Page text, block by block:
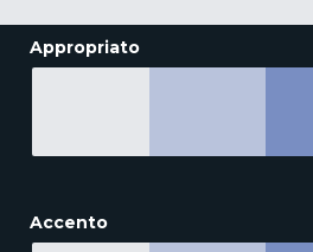
Appropriato
Accento